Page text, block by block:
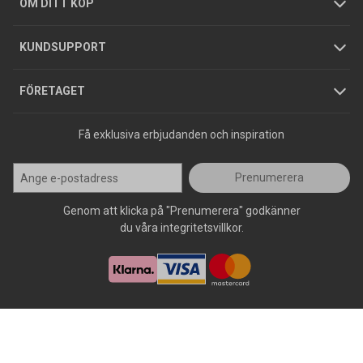
OM DITT KÖP
KUNDSUPPORT
Varumärken
FÖRETAGET
Jobba hos oss
Press
Få exklusiva erbjudanden och inspiration
Prenumerera
Genom att klicka på "Prenumerera" godkänner
du våra integritetsvillkor.